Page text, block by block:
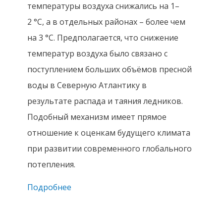
температуры воздуха снижались на 1–
2 °С, а в отдельных районах – более чем
на 3 °С. Предполагается, что снижение
температур воздуха было связано с
поступлением больших объёмов пресной
воды в Северную Атлантику в
результате распада и таяния ледников.
Подобный механизм имеет прямое
отношение к оценкам будущего климата
при развитии современного глобального
потепления.
Подробнее